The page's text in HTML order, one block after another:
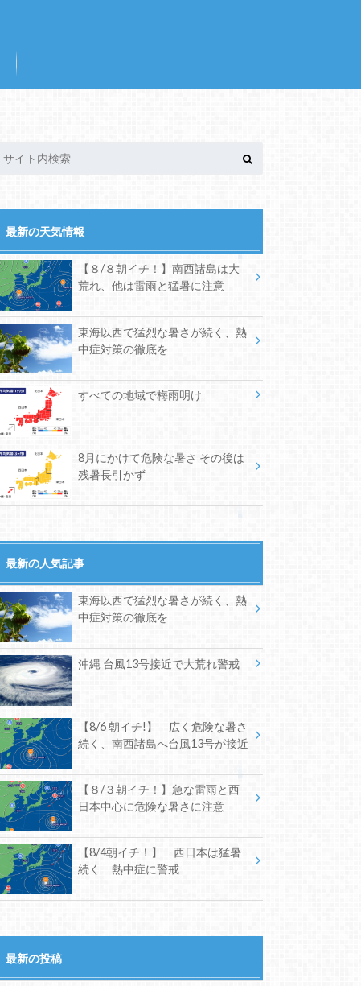
最新の天気情報
【８/８朝イチ！】南西諸島は大
荒れ、他は雷雨と猛暑に注意
東海以西で猛烈な暑さが続く、熱
中症対策の徹底を
すべての地域で梅雨明け
8月にかけて危険な暑さ その後は
残暑長引かず
最新の人気記事
東海以西で猛烈な暑さが続く、熱
中症対策の徹底を
沖縄 台風13号接近で大荒れ警戒
【8/6 朝イチ!】 広く危険な暑さ
続く、南西諸島へ台風13号が接近
【８/３朝イチ！】急な雷雨と西
日本中心に危険な暑さに注意
【8/4朝イチ！】 西日本は猛暑
続く 熱中症に警戒
最新の投稿